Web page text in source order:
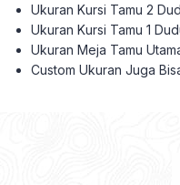
Ukuran Kursi Tamu 2
Ukuran Kursi Tamu 1
Ukuran Meja Tamu
Custom Ukuran Juga